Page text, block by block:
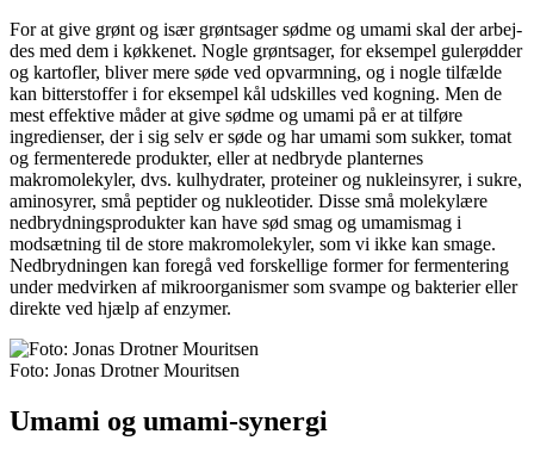
For at give grønt og især grøntsager sødme og umami skal der arbej­
des med dem i køkkenet. Nogle grøntsager, for eksempel gulerødder
og kartofler, bliver mere søde ved opvarmning, og i nogle tilfælde
kan bitterstoffer i for eksempel kål udskilles ved kogning. Men de
mest effektive måder at give sødme og umami på er at tilføre
ingredienser, der i sig selv er søde og har umami som sukker, tomat
og fermente­rede produkter, eller at nedbryde planternes
makromolekyler, dvs. kulhydrater, proteiner og nukleinsyrer, i sukre,
aminosyrer, små peptider og nukleotider. Disse små molekylære
nedbrydningsprodukter kan have sød smag og umami­smag i
modsætning til de store makro­molekyler, som vi ikke kan smage.
Nedbrydningen kan foregå ved forskellige former for fermentering
under medvirken af mikroorganis­mer som svampe og bakterier eller
direkte ved hjælp af enzymer.
Foto: Jonas Drotner Mouritsen
Umami og umami-synergi